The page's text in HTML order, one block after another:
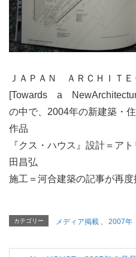
ＪＡＰＡＮ ＡＲＣＨＩＴ
[Towards a
の中で、2004年の新建築・
作品
『クス・ハウス』設計＝ア
田昌弘
施工＝河合建築の記事が再度
カテゴリー メディア掲載 、 2007年